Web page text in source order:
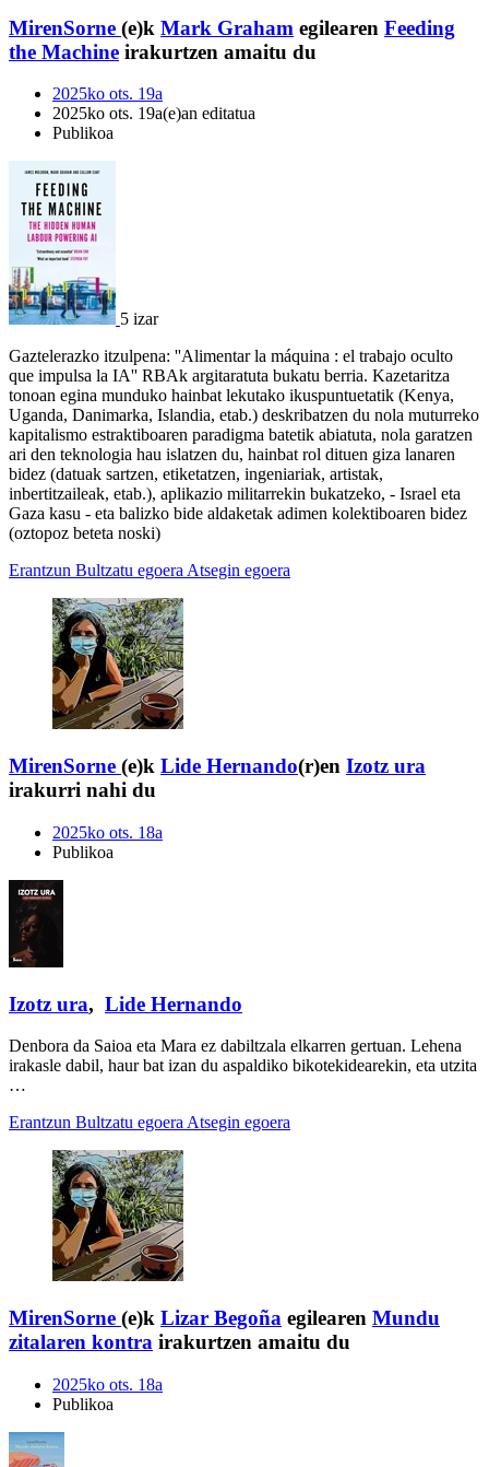
MirenSorne (e)k Mark Graham egilearen Feeding
the Machine irakurtzen amaitu du
2025ko ots. 19a
2025ko ots. 19a(e)an editatua
Publikoa
5 izar
Gaztelerazko itzulpena: ''Alimentar la máquina : el trabajo oculto
que impulsa la IA'' RBAk argitaratuta bukatu berria. Kazetaritza
tonoan egina munduko hainbat lekutako ikuspuntuetatik (Kenya,
Uganda, Danimarka, Islandia, etab.) deskribatzen du nola muturreko
kapitalismo estraktiboaren paradigma batetik abiatuta, nola garatzen
ari den teknologia hau islatzen du, hainbat rol dituen giza lanaren
bidez (datuak sartzen, etiketatzen, ingeniariak, artistak,
inbertitzaileak, etab.), aplikazio militarrekin bukatzeko, - Israel eta
Gaza kasu - eta balizko bide aldaketak adimen kolektiboaren bidez
(oztopoz beteta noski)
Erantzun Bultzatu egoeraAtsegin egoera
MirenSorne (e)k Lide Hernando(r)en Izotz ura
irakurri nahi du
2025ko ots. 18a
Publikoa
Izotz ura, Lide Hernando
Denbora da Saioa eta Mara ez dabiltzala elkarren gertuan. Lehena
irakasle dabil, haur bat izan du aspaldiko bikotekidearekin, eta utzita
…
Erantzun Bultzatu egoera Atsegin egoera
MirenSorne (e)k Lizar Begoña egilearen Mundu
zitalaren kontra irakurtzen amaitu du
2025ko ots. 18a
Publikoa